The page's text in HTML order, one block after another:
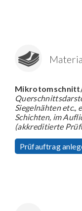
Siegelnähten etc.,
Schichten, im
(akkreditierte
Prüfauftrag